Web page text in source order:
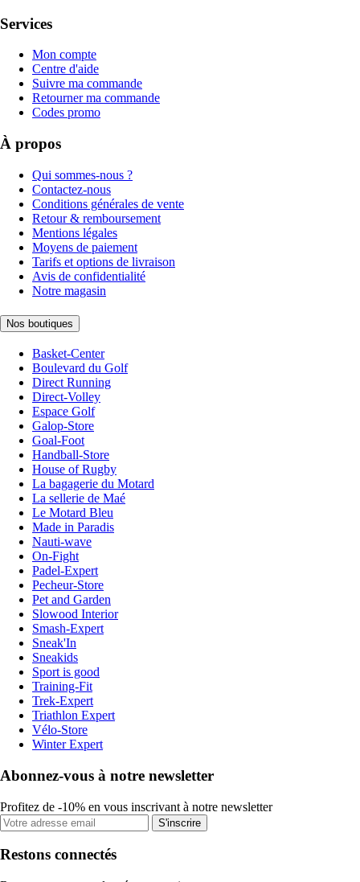
Services
Mon compte
Centre d'aide
Suivre ma commande
Retourner ma commande
Codes promo
À propos
Qui sommes-nous ?
Contactez-nous
Conditions générales de vente
Retour & remboursement
Mentions légales
Moyens de paiement
Tarifs et options de livraison
Avis de confidentialité
Notre magasin
Nos boutiques
Basket-Center
Boulevard du Golf
Direct Running
Direct-Volley
Espace Golf
Galop-Store
Goal-Foot
Handball-Store
House of Rugby
La bagagerie du Motard
La sellerie de Maé
Le Motard Bleu
Made in Paradis
Nauti-wave
On-Fight
Padel-Expert
Pecheur-Store
Pet and Garden
Slowood Interior
Smash-Expert
Sneak'In
Sneakids
Sport is good
Training-Fit
Trek-Expert
Triathlon Expert
Vélo-Store
Winter Expert
Abonnez-vous à notre newsletter
Profitez de -10% en vous inscrivant à notre newsletter
S'inscrire
Restons connectés